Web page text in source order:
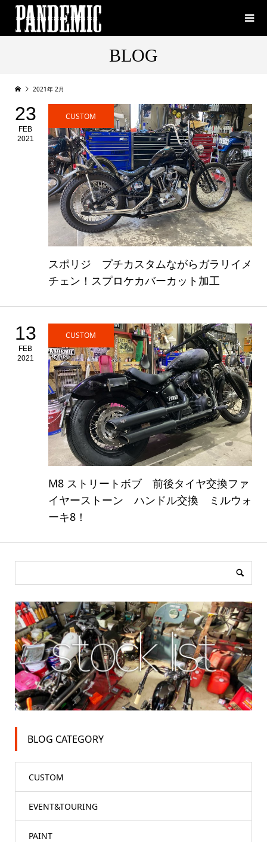
BLOG
2021年 2月
23
FEB
2021
CUSTOM
スポリジ プチカスタムながらガラリイメ
チェン！スプロケカバーカット加工
13
FEB
2021
CUSTOM
M8 ストリートボブ 前後タイヤ交換ファ
イヤーストーン ハンドル交換 ミルウォ
ーキ8！
BLOG CATEGORY
CUSTOM
EVENT&TOURING
PAINT